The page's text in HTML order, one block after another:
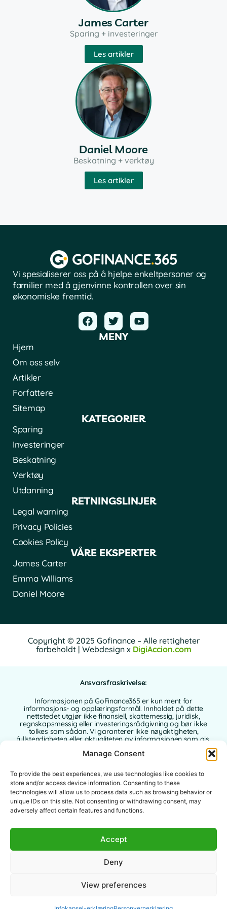
Manage Consent
To provide the best experiences, we use technologies like cookies to
store and/or access device information. Consenting to these
technologies will allow us to process data such as browsing behavior or
unique IDs on this site. Not consenting or withdrawing consent, may
adversely affect certain features and functions.
Accept
Deny
View preferences
James Carter
Sparing + investeringer
Les artikler
Daniel Moore
Beskatning + verktøy
Les artikler
Vi spesialiserer oss på å hjelpe enkeltpersoner og
familier med å gjenvinne kontrollen over sin
økonomiske fremtid.
MENY
Hjem
Om oss selv
Artikler
Forfattere
Sitemap
KATEGORIER
Sparing
Investeringer
Beskatning
Verktøy
Utdanning
RETNINGSLINJER
Legal warning
Privacy Policies
Cookies Policy
VÅRE EKSPERTER
James Carter
Emma Williams
Daniel Moore
Copyright © 2025 Gofinance – Alle rettigheter
forbeholdt | Webdesign x DigiAccion.com
Ansvarsfraskrivelse:
Informasjonen på GoFinance365 er kun ment for
informasjons- og opplæringsformål. Innholdet på dette
nettstedet utgjør ikke finansiell, skattemessig, juridisk,
regnskapsmessig eller investeringsrådgivning og bør ikke
tolkes som sådan. Vi garanterer ikke nøyaktigheten,
fullstendigheten eller aktualiteten av informasjonen som gis.
GoFinance365 er ikke ansvarlig for økonomiske, juridiske eller
innholdet på dette nettstedet. Vi anbefaler på det sterkeste at
du konsulterer en kvalifisert og autorisert profesjonell
rådgiver i ditt hjemland før du tar beslutninger om dine
personlige eller forretningsmessige finanser.
Bruk av dette nettstedet innebærer full aksept av denne
forfattere eller bidragsytere påtar seg noe ansvar for
direkte, indirekte eller følgeskader som oppstår som følge av
bruken av informasjonen som gis.
Dette nettstedet er ment for et globalt publikum. Verktøyene
kontrollere lovligheten, relevansen og anvendbarheten av